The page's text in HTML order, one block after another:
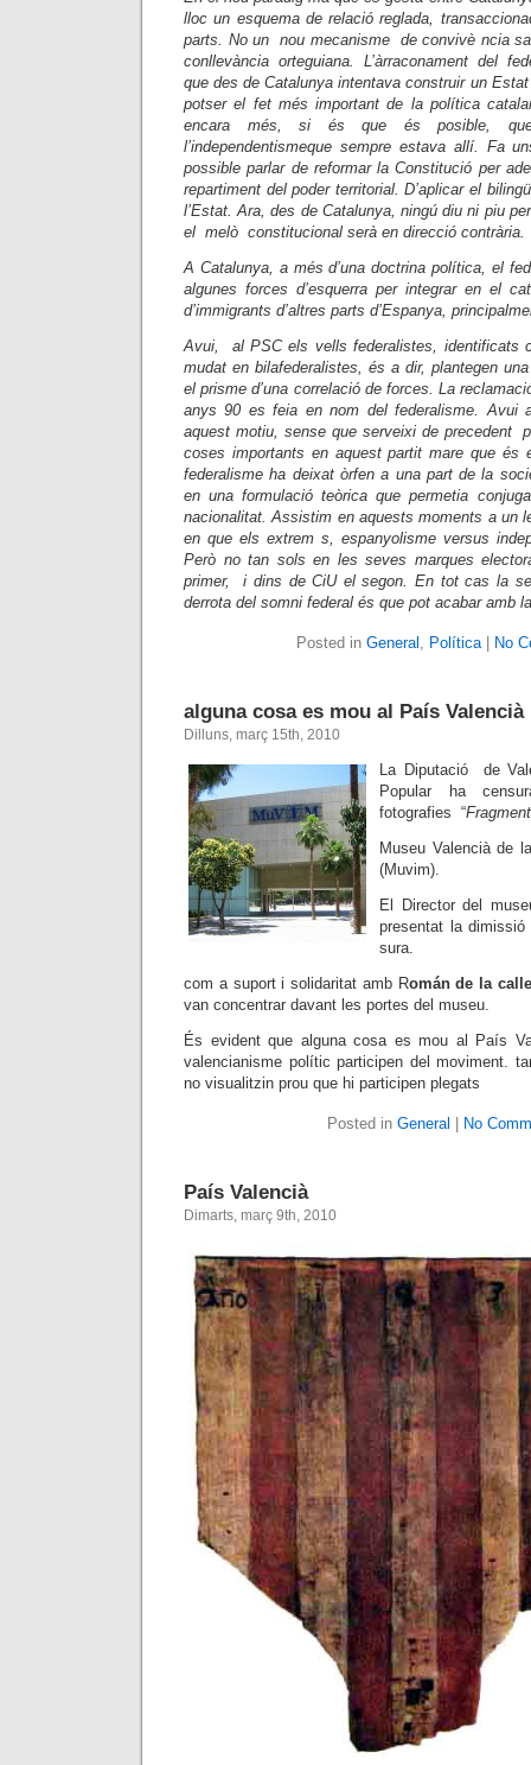
lloc un esquema de relació reglada,
parts. No un nou mecanisme de convivè ncia
conllevància orteguiana. L’àrraconament del
que des de Catalunya intentava construir un
potser el fet més important de la política
encara més, si és que és posible,
l’independentismeque sempre estava allí. Fa
possible parlar de reformar la Constitució per
repartiment del poder territorial. D’aplicar el
l’Estat. Ara, des de Catalunya, ningú diu ni piu
el melò constitucional serà en direcció contrària.
A Catalunya, a més d’una doctrina política, el
algunes forces d’esquerra per integrar en el
d’immigrants d’altres parts d’Espanya,
Avui, al PSC els vells federalistes, identificats
mudat en bilafederalistes, és a dir, plantegen
el prisme d’una correlació de forces. La
anys 90 es feia en nom del federalisme.
aquest motiu, sense que serveixi de precedent
coses importants en aquest partit mare que és
federalisme ha deixat òrfen a una part de la
en una formulació teòrica que permetia
nacionalitat. Assistim en aquests moments a un
en que els extrem s, espanyolisme versus
Però no tan sols en les seves marques
primer, i dins de CiU el segon. En tot cas la
derrota del somni federal és que pot acabar amb
Posted in General , Política| No
alguna cosa es mou al País Valencià
Dilluns, març 15th, 2010
La Diputació de
Popular ha
fotografies “
Museu Valencià de
(Muvim).
El Director del
presentat la
sura.
com a suport i solidaritat amb Román de la calle
van concentrar davant les portes del museu.
És evident que alguna cosa es mou al País
valencianisme polític participen del moviment.
no visualitzin prou que hi participen plegats
Posted in General No
País Valencià
Dimarts, març 9th, 2010